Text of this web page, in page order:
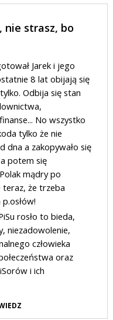
nie strasz, bo
Jarek i jego
8 lat obijają się
Odbija się stan
No wszystko
tylko że nie
dna a zakopywało się
potem się
mądry po
teraz, że trzeba
rosło to bieda,
niezadowolenie,
człowieka
oraz
i ich